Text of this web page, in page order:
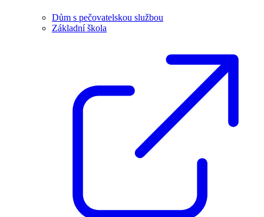
Dům s pečovatelskou službou
Základní škola